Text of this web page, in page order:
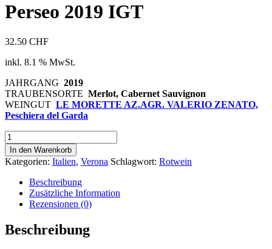
Perseo 2019 IGT
32.50 CHF
inkl. 8.1 % MwSt.
JAHRGANG 2019
TRAUBENSORTE Merlot, Cabernet Sauvignon
WEINGUT LE MORETTE AZ.AGR. VALERIO ZENATO,
Peschiera del Garda
Perseo
2019
IGT
Menge
In den Warenkorb
Kategorien: Italien, Verona Schlagwort: Rotwein
Beschreibung
Zusätzliche Information
Rezensionen (0)
Beschreibung